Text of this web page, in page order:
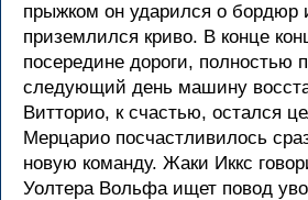
прыжком он ударился о бордюр
приземлился криво. В конце
посередине дороги, полностью
следующий день машину
Витторио, к счастью, остался
Мерцарио посчастливилось
новую команду. Жаки Иккс
Уолтера Вольфа ищет повод